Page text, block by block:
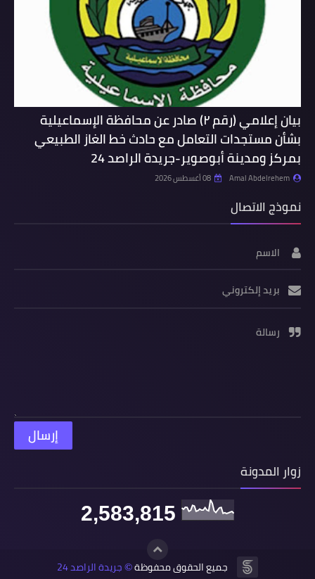
بيان إعلامي (رقم ٢) صادر عن محافظة الإسماعيلية
بشأن مستجدات التعامل مع حادث خط الغاز الطبيعي
بمركز ومدينة أبوصوير-جريدة الراصد 24
Amal Abdelrehem 08 أغسطس 2026
نموذج الاتصال
الاسم
بريد إلكتروني
رسالة
زوار المدونة
2,583,815
جميع الحقوق محفوظة© جريدة الراصد 24